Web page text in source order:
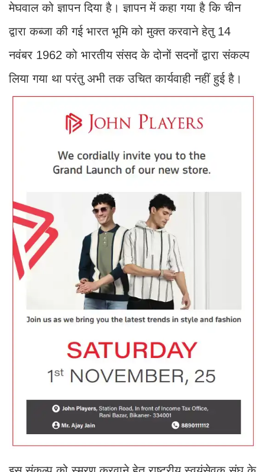
मेघवाल को ज्ञापन दिया है। ज्ञापन में कहा गया है कि चीन
द्वारा कब्जा की गई भारत भूमि को मुक्त करवाने हेतु 14
नवंबर 1962 को भारतीय संसद के दोनों सदनों द्वारा संकल्प
लिया गया था परंतु अभी तक उचित कार्यवाही नहीं हुई है।